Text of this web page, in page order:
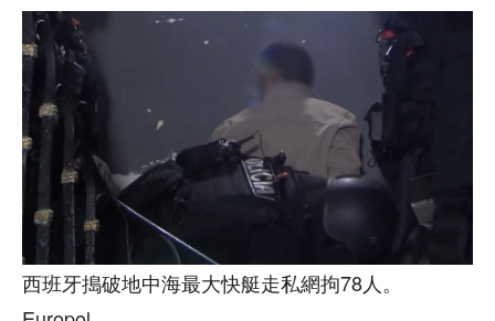
西班牙搗破地中海最大快艇走私網拘78人。